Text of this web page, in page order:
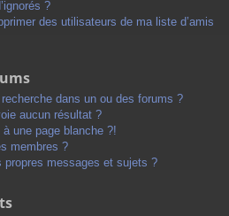
?
des utilisateurs de ma liste d’amis
dans un ou des forums ?
aucun résultat ?
une page blanche ?!
membres ?
propres messages et sujets ?